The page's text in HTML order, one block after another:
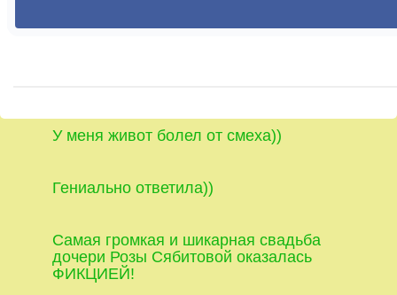
У меня живот болел от смеха))
Гениально ответила))
Самая громкая и шикарная свадьба
дочери Розы Сябитовой оказалась
ФИКЦИЕЙ!